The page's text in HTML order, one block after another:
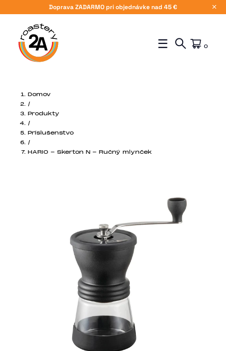
Doprava ZADARMO pri objednávke nad 45 € X
☰ 0
Domov
/
Produkty
/
Príslušenstvo
/
HARIO - Skerton N - Ručný mlynček